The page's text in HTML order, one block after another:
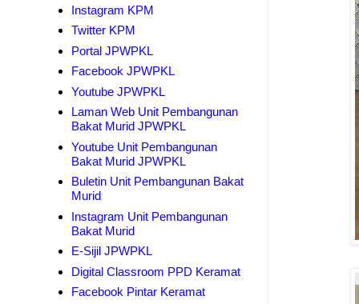
Instagram KPM
Twitter KPM
Portal JPWPKL
Facebook JPWPKL
Youtube JPWPKL
Laman Web Unit Pembangunan
Bakat Murid JPWPKL
Youtube Unit Pembangunan
Bakat Murid JPWPKL
Buletin Unit Pembangunan Bakat
Murid
Instagram Unit Pembangunan
Bakat Murid
E-Sijil JPWPKL
Digital Classroom PPD Keramat
Facebook Pintar Keramat